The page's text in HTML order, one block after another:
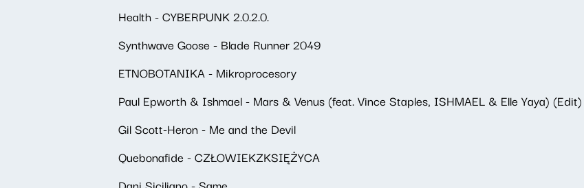
Health - CYBERPUNK 2.0.2.0.
Synthwave Goose - Blade Runner 2049
ETNOBOTANIKA - Mikroprocesory
Paul Epworth & Ishmael - Mars & Venus (feat. Vince Staples, ISHMAEL & Elle Yaya) (Edit)
Gil Scott-Heron - Me and the Devil
Quebonafide - CZŁOWIEKZKSIĘŻYCA